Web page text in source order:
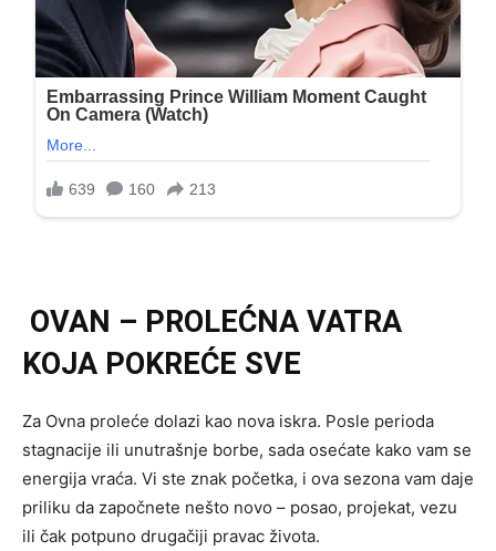
OVAN – PROLEĆNA VATRA
KOJA POKREĆE SVE
Za Ovna proleće dolazi kao nova iskra. Posle perioda
stagnacije ili unutrašnje borbe, sada osećate kako vam se
energija vraća. Vi ste znak početka, i ova sezona vam daje
priliku da započnete nešto novo – posao, projekat, vezu
ili čak potpuno drugačiji pravac života.